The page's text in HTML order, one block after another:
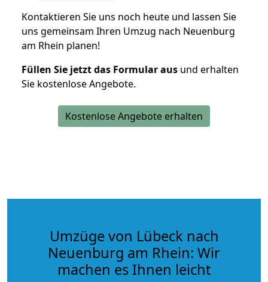
Kontaktieren Sie uns noch heute und lassen Sie
uns gemeinsam Ihren Umzug nach Neuenburg
am Rhein planen!
Füllen Sie jetzt das Formular aus und erhalten
Sie kostenlose Angebote.
Kostenlose Angebote erhalten
Umzüge von Lübeck nach
Neuenburg am Rhein: Wir
machen es Ihnen leicht